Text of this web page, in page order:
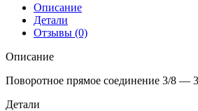
Описание
Детали
Отзывы (0)
Описание
Поворотное прямое соединение 3/8 —
Детали